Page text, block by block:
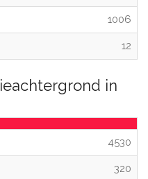
1006
12
in
4530
320